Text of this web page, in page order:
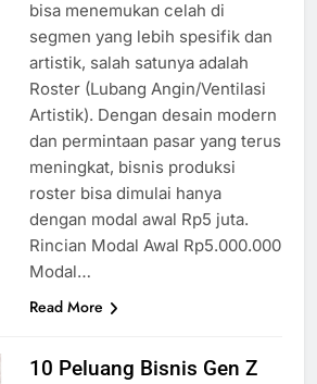
bisa menemukan celah di
segmen yang lebih spesifik dan
artistik, salah satunya adalah
Roster (Lubang Angin/Ventilasi
Artistik). Dengan desain modern
dan permintaan pasar yang terus
meningkat, bisnis produksi
roster bisa dimulai hanya
dengan modal awal Rp5 juta.
Rincian Modal Awal Rp5.000.000
Modal…
Read More
10 Peluang Bisnis Gen Z